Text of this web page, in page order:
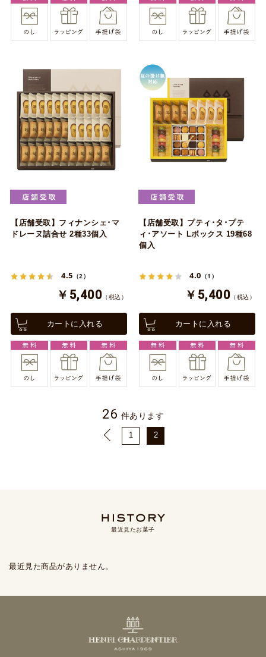
【店舗受取】フィナンシェ･マ
ドレーヌ詰合せ 2種33個入
4.5 （2）
￥5,400 （税込）
カートに入れる
【店舗受取】プティ･タ･プテ
ィ･アソート Lボックス 19種68
個入
4.0 （1）
￥5,400 （税込）
カートに入れる
26 件あります
1 2
最近見たお菓子
最近見た商品がありません。